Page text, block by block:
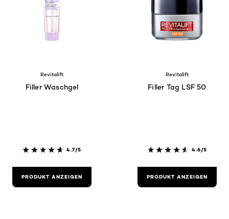
Revitalift
Filler Waschgel
4.7/5
PRODUKT ANZEIGEN
Revitalift
Filler Tag LSF 50
4.6/5
PRODUKT ANZEIGEN